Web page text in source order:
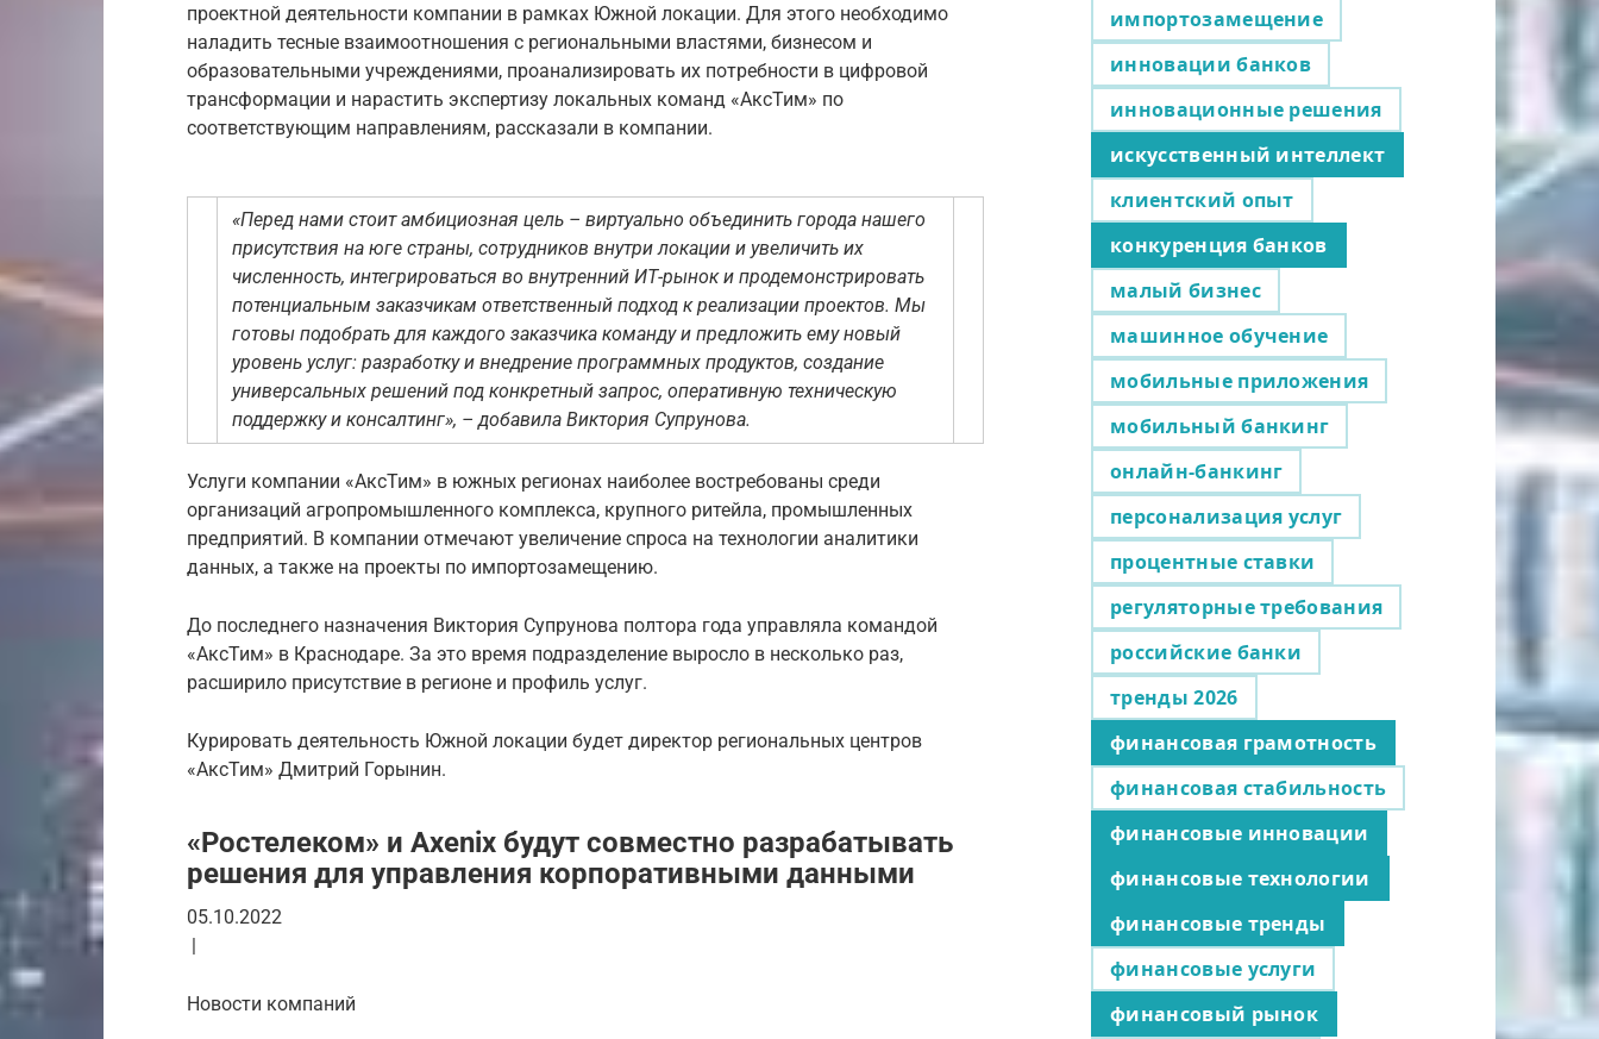
проектной деятельности компании в рамках Южной локации. Для этого необходимо
наладить тесные взаимоотношения с региональными властями, бизнесом и
образовательными учреждениями, проанализировать их потребности в цифровой
трансформации и нарастить экспертизу локальных команд «АксТим» по
соответствующим направлениям, рассказали в компании.
«Перед нами стоит амбициозная цель – виртуально объединить города нашего
присутствия на юге страны, сотрудников внутри локации и увеличить их
численность, интегрироваться во внутренний ИТ-рынок и продемонстрировать
потенциальным заказчикам ответственный подход к реализации проектов. Мы
готовы подобрать для каждого заказчика команду и предложить ему новый
уровень услуг: разработку и внедрение программных продуктов, создание
универсальных решений под конкретный запрос, оперативную техническую
поддержку и консалтинг», – добавила Виктория Супрунова.
Услуги компании «АксТим» в южных регионах наиболее востребованы среди
организаций агропромышленного комплекса, крупного ритейла, промышленных
предприятий. В компании отмечают увеличение спроса на технологии аналитики
данных, а также на проекты по импортозамещению.
До последнего назначения Виктория Супрунова полтора года управляла командой
«АксТим» в Краснодаре. За это время подразделение выросло в несколько раз,
расширило присутствие в регионе и профиль услуг.
Курировать деятельность Южной локации будет директор региональных центров
«АксТим» Дмитрий Горынин.
«Ростелеком» и Axenix будут совместно разрабатывать
решения для управления корпоративными данными
05.10.2022
|
Новости компаний
импортозамещение
инновации банков
инновационные решения
искусственный интеллект
клиентский опыт
конкуренция банков
малый бизнес
машинное обучение
мобильные приложения
мобильный банкинг
онлайн-банкинг
персонализация услуг
процентные ставки
регуляторные требования
российские банки
тренды 2026
финансовая грамотность
финансовая стабильность
финансовые инновации
финансовые технологии
финансовые тренды
финансовые услуги
финансовый рынок